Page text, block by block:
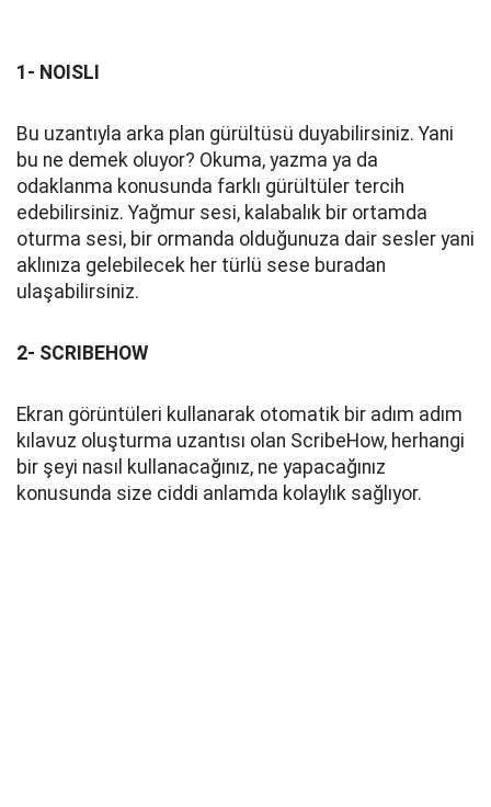
1- NOISLI
Bu uzantıyla arka plan gürültüsü duyabilirsiniz. Yani
bu ne demek oluyor? Okuma, yazma ya da
odaklanma konusunda farklı gürültüler tercih
edebilirsiniz. Yağmur sesi, kalabalık bir ortamda
oturma sesi, bir ormanda olduğunuza dair sesler yani
aklınıza gelebilecek her türlü sese buradan
ulaşabilirsiniz.
2- SCRIBEHOW
Ekran görüntüleri kullanarak otomatik bir adım adım
kılavuz oluşturma uzantısı olan ScribeHow, herhangi
bir şeyi nasıl kullanacağınız, ne yapacağınız
konusunda size ciddi anlamda kolaylık sağlıyor.